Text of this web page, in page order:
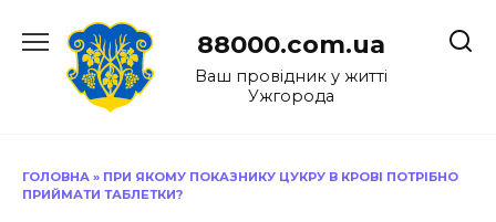
до
88000.com.ua
Ваш провідник у житті
Ужгорода
ГОЛОВНА » ПРИ ЯКОМУ ПОКАЗНИКУ ЦУКРУ В КРОВІ ПОТРІБНО
ПРИЙМАТИ ТАБЛЕТКИ?